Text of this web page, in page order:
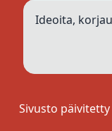
iCal-osoite
Ideoita,
Sivusto